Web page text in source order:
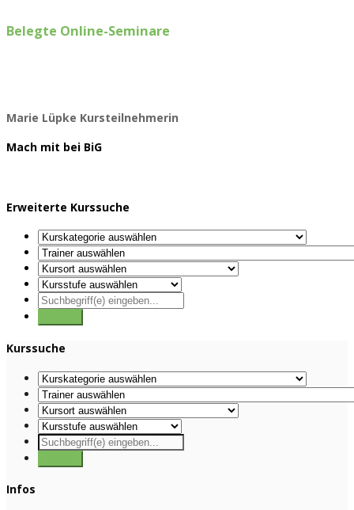
Belegte Online-Seminare
Marie Lüpke Kursteilnehmerin
Mach mit bei BiG
Erweiterte Kurssuche
Kurssuche
Infos